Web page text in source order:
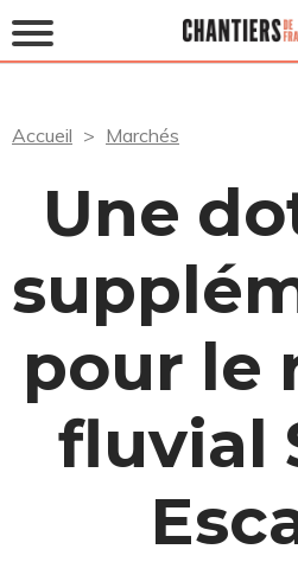
Accueil Marchés
Une
pour le
fluvial